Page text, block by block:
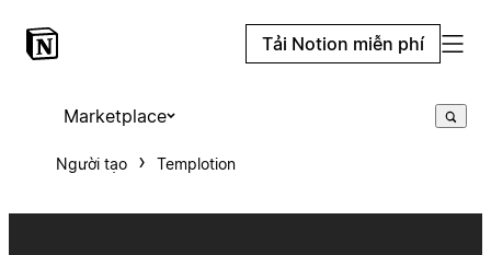
Tải Notion miễn phí
Marketplace
Người tạo Templotion